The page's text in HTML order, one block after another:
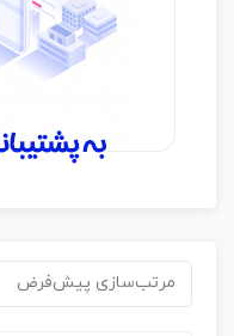
مرتب‌سازی پیش‌فرض